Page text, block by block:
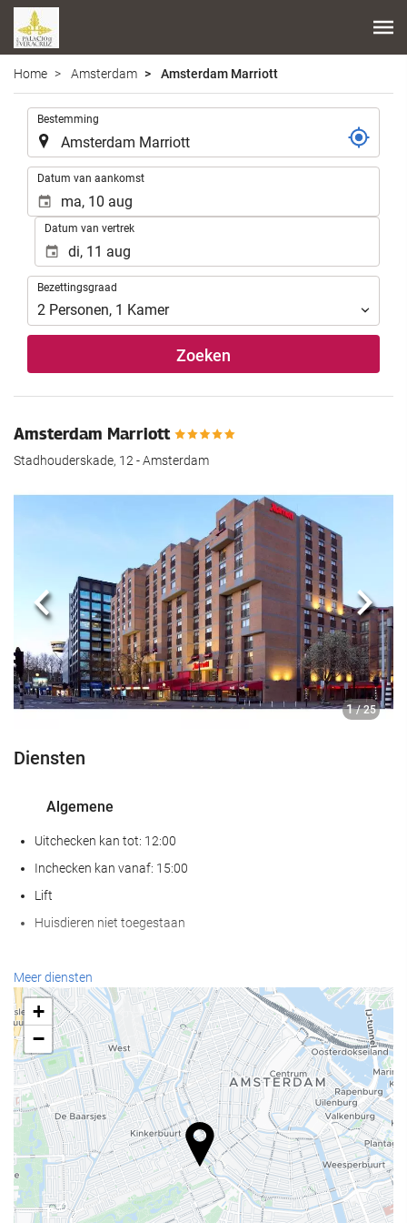
Home Amsterdam Amsterdam Marriott
Bestemming
Datum van aankomst
Datum van vertrek
Bezettingsgraad
Bezettingsgraad
2 Personen, 1 Kamer
Zoeken
Amsterdam Marriott
Stadhouderskade, 12 - Amsterdam
1 / 25
Vorige
Diensten
Algemene
Uitchecken kan tot: 12:00
Inchecken kan vanaf: 15:00
Lift
Huisdieren niet toegestaan
Receptiediensten
24-uursreceptie
Bagageopslag
Eten en drinken
À-la-carterestaurant
Bar
Zakelijke voorzieningen
Meer diensten
+
−